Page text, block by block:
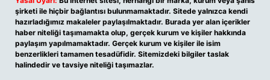
şirketi ile hiçbir bağlantısı bulunmamaktadır. Sitede yalnızca kendi
hazırladığımız makaleler paylaşılmaktadır. Burada yer alan içerikler
haber niteliği taşımamakta olup, gerçek kurum ve kişiler hakkında
paylaşım yapılmamaktadır. Gerçek kurum ve kişiler ile isim
benzerlikleri tamamen tesadüfidir. Sitemizdeki bilgiler taslak
halindedir ve tavsiye niteliği taşımazlar.